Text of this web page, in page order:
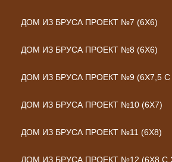
ДОМ ИЗ БРУСА ПРОЕКТ №7 (6Х6)
ДОМ ИЗ БРУСА ПРОЕКТ №8 (6Х6)
ДОМ ИЗ БРУСА ПРОЕКТ №9 (6Х7,5
ДОМ ИЗ БРУСА ПРОЕКТ №10 (6Х7)
ДОМ ИЗ БРУСА ПРОЕКТ №11 (6Х8)
ДОМ ИЗ БРУСА ПРОЕКТ №12 (6Х8 С